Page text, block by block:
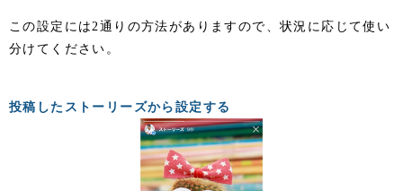
この設定には2通りの方法がありますので、状況に応じて使い
分けてください。
投稿したストーリーズから設定する